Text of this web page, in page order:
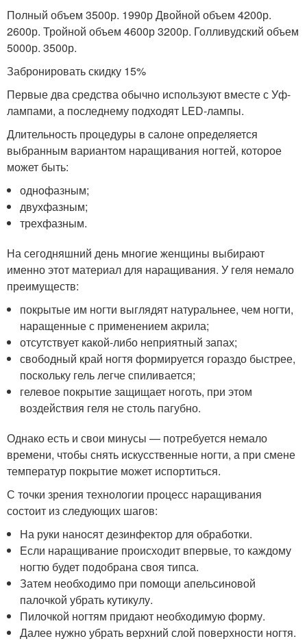
Полный объем 3500р. 1990р Двойной объем 4200р.
2600р. Тройной объем 4600р 3200р. Голливудский объем
5000р. 3500р.
Забронировать скидку 15%
Первые два средства обычно используют вместе с Уф-
лампами, а последнему подходят LED-лампы.
Длительность процедуры в салоне определяется
выбранным вариантом наращивания ногтей, которое
может быть:
однофазным;
двухфазным;
трехфазным.
На сегодняшний день многие женщины выбирают
именно этот материал для наращивания. У геля немало
преимуществ:
покрытые им ногти выглядят натуральнее, чем ногти,
наращенные с применением акрила;
отсутствует какой-либо неприятный запах;
свободный край ногтя формируется гораздо быстрее,
поскольку гель легче спиливается;
гелевое покрытие защищает ноготь, при этом
воздействия геля не столь пагубно.
Однако есть и свои минусы — потребуется немало
времени, чтобы снять искусственные ногти, а при смене
температур покрытие может испортиться.
С точки зрения технологии процесс наращивания
состоит из следующих шагов:
На руки наносят дезинфектор для обработки.
Если наращивание происходит впервые, то каждому
ногтю будет подобрана своя типса.
Затем необходимо при помощи апельсиновой
палочкой убрать кутикулу.
Пилочкой ногтям придают необходимую форму.
Далее нужно убрать верхний слой поверхности ногтя.